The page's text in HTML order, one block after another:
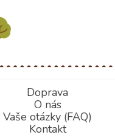
Doprava
O nás
Vaše otázky (FAQ)
Kontakt